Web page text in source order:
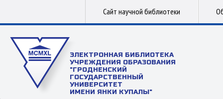
Сайт научной библиотеки
ЭЛЕКТРОННАЯ БИБЛИОТЕКА
УЧРЕЖДЕНИЯ ОБРАЗОВАНИЯ
"ГРОДНЕНСКИЙ
ГОСУДАРСТВЕННЫЙ
УНИВЕРСИТЕТ
ИМЕНИ ЯНКИ КУПАЛЫ"